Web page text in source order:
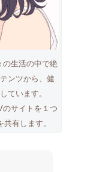
の生活の中で絶
ンツから、健
ています。
のサイトを１つ
有します。